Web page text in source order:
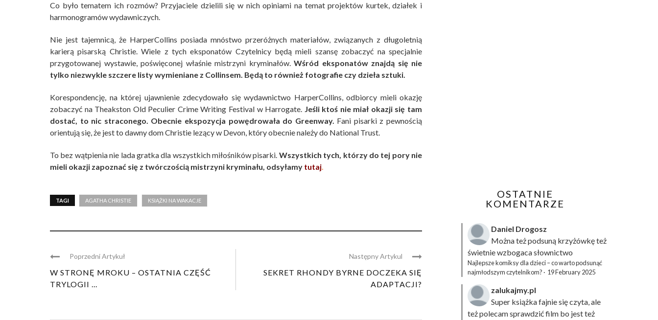
Co było tematem ich rozmów? Przyjaciele dzielili się w nich opiniami na temat projektów kurtek, działek i
harmonogramów wydawniczych.
Nie jest tajemnicą, że HarperCollins posiada mnóstwo przeróżnych materiałów, związanych z długoletnią
karierą pisarską Christie. Wiele z tych eksponatów Czytelnicy będą mieli szansę zobaczyć na specjalnie
przygotowanej wystawie, poświęconej właśnie mistrzyni kryminałów. Wśród eksponatów znajdą się nie
tylko niezwykle szczere listy wymieniane z Collinsem. Będą to również fotografie czy dzieła sztuki.
Korespondencję, na której ujawnienie zdecydowało się wydawnictwo HarperCollins, odbiorcy mieli okazję
zobaczyć na Theakston Old Peculier Crime Writing Festival w Harrogate. Jeśli ktoś nie miał okazji się tam
dostać, to nic straconego. Obecnie ekspozycja powędrowała do Greenway. Fani pisarki z pewnością
orientują się, że jest to dawny dom Christie lezący w Devon, który obecnie należy do National Trust.
To bez wątpienia nie lada gratka dla wszystkich miłośników pisarki. Wszystkich tych, którzy do tej pory nie
mieli okazji zapoznać się z twórczością mistrzyni kryminału, odsyłamy tutaj.
TAGI AGATHA CHRISTIE KSIĄŻKI NA WAKACJE
Poprzedni Artykuł
W STRONĘ MROKU – OSTATNIA CZĘŚĆ
TRYLOGII ...
Następny Artykul
SEKRET RHONDY BYRNE DOCZEKA SIĘ
ADAPTACJI?
OSTATNIE
KOMENTARZE
Daniel Drogosz
Można też podsuną krzyżówkęteż
świetnie wzbogaca słownictwo
Najlepsze komiksy dla dzieci – co warto podsunąć
najmłodszym czytelnikom? · 19 February 2025
zalukajmy.pl
Super książka fajnie się czyta, ale
też polecam sprawdzić film bo jest też